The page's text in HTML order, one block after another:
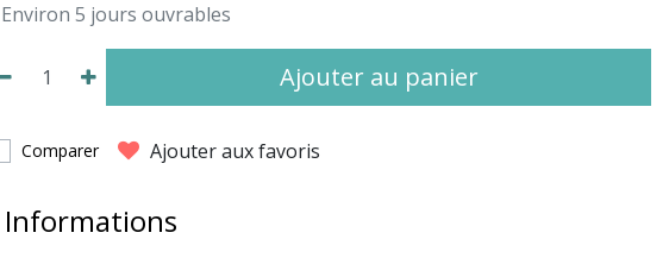
Environ 5 jours ouvrables
Ajouter au panier
Comparer Ajouter aux favoris
Informations